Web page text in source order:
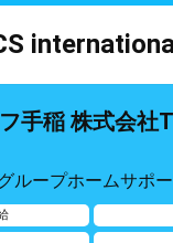
手稲 株式会社
ループホームサポ